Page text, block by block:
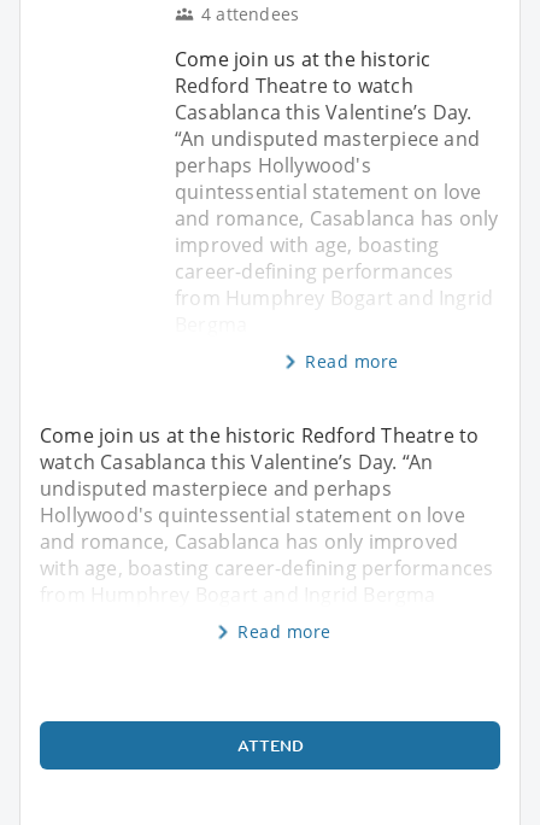
4 attendees
Come join us at the historic
Redford Theatre to watch
Casablanca this Valentine’s Day.
“An undisputed masterpiece and
perhaps Hollywood's
quintessential statement on love
and romance, Casablanca has only
improved with age, boasting
career-defining performances
from Humphrey Bogart and Ingrid
Read more
Come join us at the historic Redford Theatre to
watch Casablanca this Valentine’s Day. “An
undisputed masterpiece and perhaps
Hollywood's quintessential statement on love
and romance, Casablanca has only improved
with age, boasting career-defining performances
from Humphrey Bogart and Ingrid Bergma
Read more
ATTEND